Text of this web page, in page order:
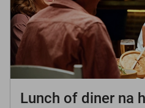
Lunch of diner na